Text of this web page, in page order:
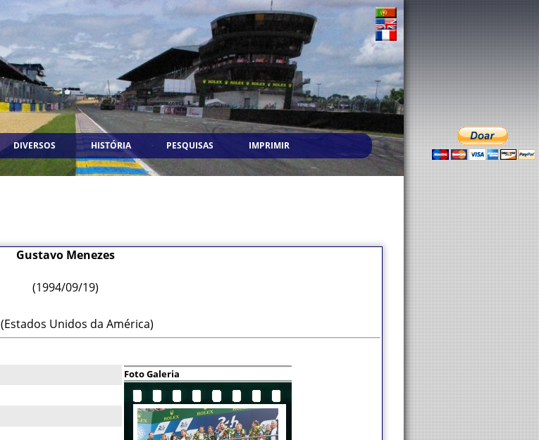
DIVERSOS HISTÓRIA PESQUISAS IMPRIMIR
Gustavo Menezes
(1994/09/19)
(Estados Unidos da América)
Foto Galeria